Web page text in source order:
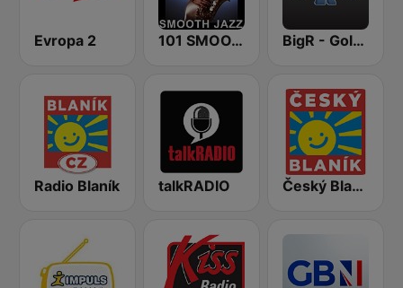
Evropa 2 101 SMOOTH JAZZ BigR - Golden Oldies
Radio Blaník talkRADIO Český Blaník